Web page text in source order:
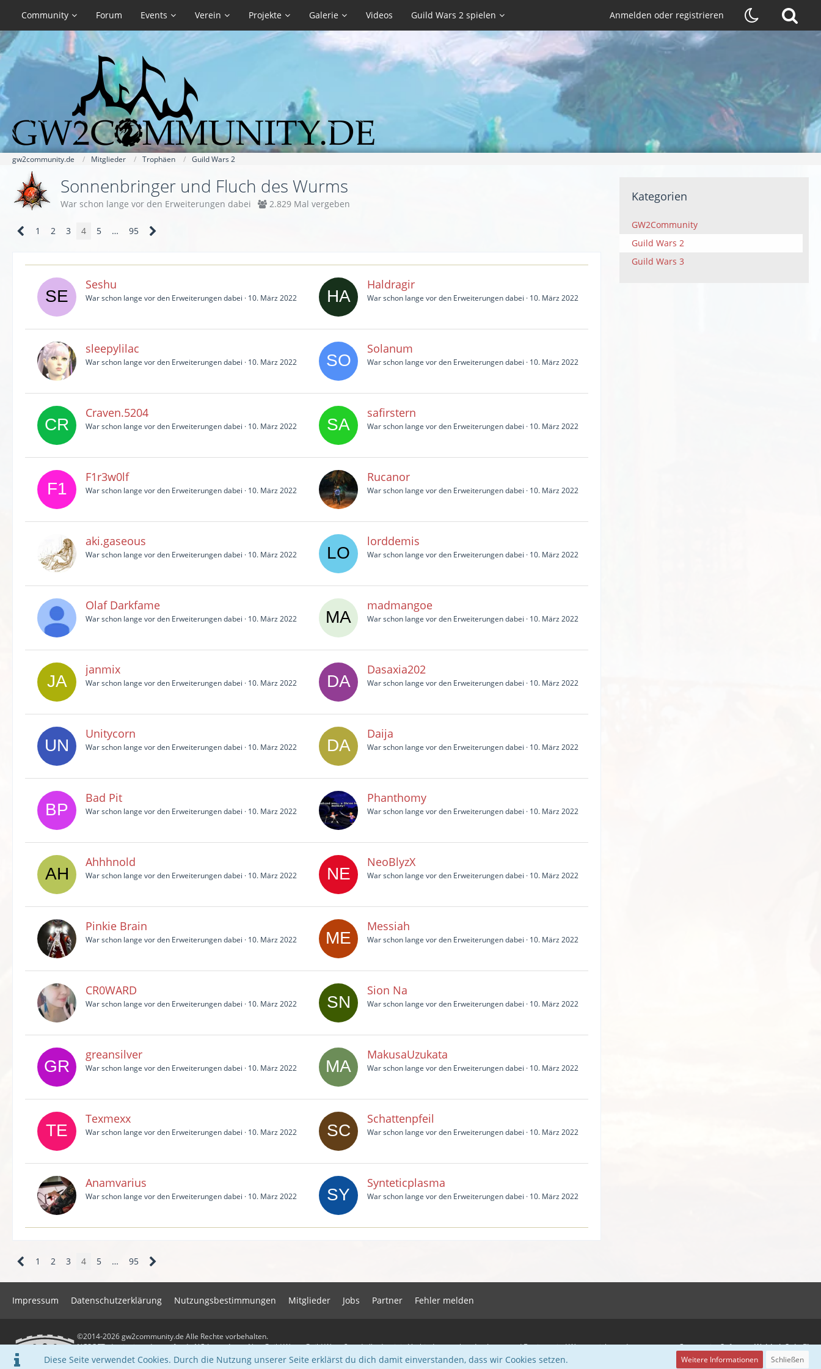
Community Forum Events Verein Projekte Galerie Videos Guild Wars 2 spielen Anmelden oder registrieren
gw2community.de Mitglieder Trophäen Guild Wars 2
Sonnenbringer und Fluch des Wurms
War schon lange vor den Erweiterungen dabei 2.829 Mal vergeben
1 2 3 4 5 … 95
Seshu
War schon lange vor den Erweiterungen dabei 10. März 2022
Haldragir
War schon lange vor den Erweiterungen dabei 10. März 2022
sleepylilac
War schon lange vor den Erweiterungen dabei 10. März 2022
Solanum
War schon lange vor den Erweiterungen dabei 10. März 2022
Craven.5204
War schon lange vor den Erweiterungen dabei 10. März 2022
safirstern
War schon lange vor den Erweiterungen dabei 10. März 2022
F1r3w0lf
War schon lange vor den Erweiterungen dabei 10. März 2022
Rucanor
War schon lange vor den Erweiterungen dabei 10. März 2022
aki.gaseous
War schon lange vor den Erweiterungen dabei 10. März 2022
lorddemis
War schon lange vor den Erweiterungen dabei 10. März 2022
Olaf Darkfame
War schon lange vor den Erweiterungen dabei 10. März 2022
madmangoe
War schon lange vor den Erweiterungen dabei 10. März 2022
janmix
War schon lange vor den Erweiterungen dabei 10. März 2022
Dasaxia202
War schon lange vor den Erweiterungen dabei 10. März 2022
Unitycorn
War schon lange vor den Erweiterungen dabei 10. März 2022
Daija
War schon lange vor den Erweiterungen dabei 10. März 2022
Bad Pit
War schon lange vor den Erweiterungen dabei 10. März 2022
Phanthomy
War schon lange vor den Erweiterungen dabei 10. März 2022
Ahhhnold
War schon lange vor den Erweiterungen dabei 10. März 2022
NeoBlyzX
War schon lange vor den Erweiterungen dabei 10. März 2022
Pinkie Brain
War schon lange vor den Erweiterungen dabei 10. März 2022
Messiah
War schon lange vor den Erweiterungen dabei 10. März 2022
CR0WARD
War schon lange vor den Erweiterungen dabei 10. März 2022
Sion Na
War schon lange vor den Erweiterungen dabei 10. März 2022
greansilver
War schon lange vor den Erweiterungen dabei 10. März 2022
MakusaUzukata
War schon lange vor den Erweiterungen dabei 10. März 2022
Texmexx
War schon lange vor den Erweiterungen dabei 10. März 2022
Schattenpfeil
War schon lange vor den Erweiterungen dabei 10. März 2022
Anamvarius
War schon lange vor den Erweiterungen dabei 10. März 2022
Synteticplasma
War schon lange vor den Erweiterungen dabei 10. März 2022
1 2 3 4 5 … 95
Kategorien
GW2Community
Guild Wars 2
Guild Wars 3
Impressum Datenschutzerklärung Nutzungsbestimmungen Mitglieder Jobs Partner Fehler melden
©2014-2026 gw2community.de Alle Rechte vorbehalten.
NCSOFT, das ineinandergreifende NC-Logo, ArenaNet, Guild Wars, Guild Wars 2 und alle damit in Verbindung stehenden Logos und Designs sind Warenzeichen oder
eingetragene Warenzeichen der NCSOFT Corporation. Alle anderen Warenzeichen oder eingetragenen Warenzeichen sind das Eigentum ihrer jeweiligen Besitzer.
Community-Software:WoltLab Suite™
Diese Seite verwendet Cookies. Durch die Nutzung unserer Seite erklärst du dich damit einverstanden, dass wir Cookies setzen. Weitere Informationen Schließen